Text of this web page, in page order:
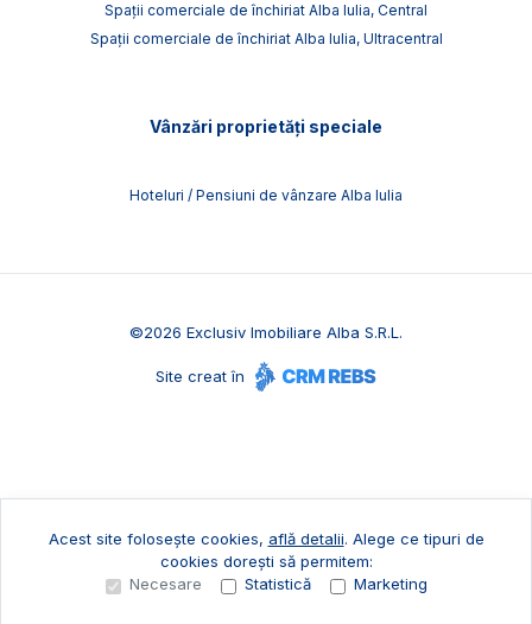
Spații comerciale de închiriat Alba Iulia, Central
Spații comerciale de închiriat Alba Iulia, Ultracentral
Vânzări proprietăți speciale
Hoteluri / Pensiuni de vânzare Alba Iulia
©2026 Exclusiv Imobiliare Alba S.R.L.
Site creat în
Acest site folosește cookies, află detalii. Alege ce tipuri de
cookies dorești să permitem:
Necesare
Statistică Marketing